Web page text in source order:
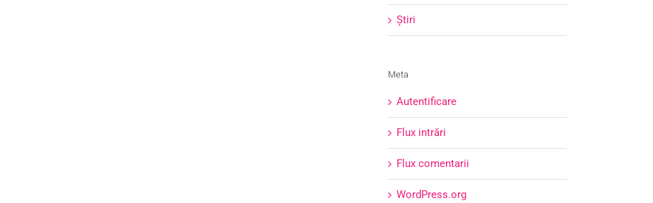
Știri
Meta
Autentificare
Flux intrări
Flux comentarii
WordPress.org